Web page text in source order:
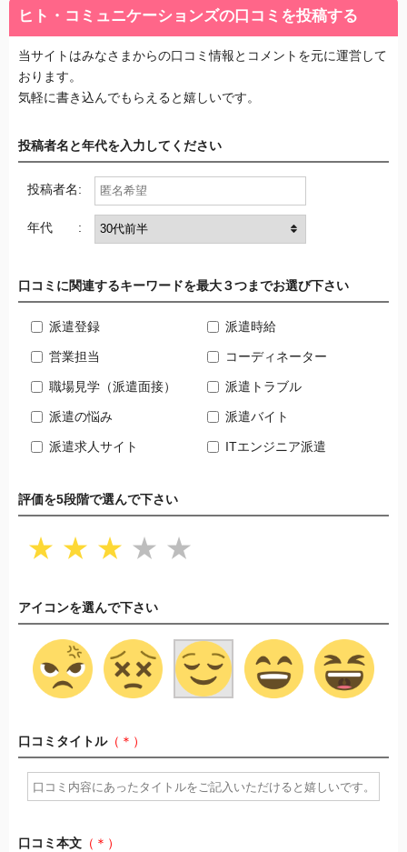
ヒト・コミュニケーションズの口コミを投稿する
当サイトはみなさまからの口コミ情報とコメントを元に運営して
おります。
気軽に書き込んでもらえると嬉しいです。
投稿者名と年代を入力してください
投稿者名:
年代 :
口コミに関連するキーワードを最大３つまでお選び下さい
派遣登録 派遣時給
営業担当 コーディネーター
職場見学（派遣面接） 派遣トラブル
派遣の悩み 派遣バイト
派遣求人サイト ITエンジニア派遣
評価を5段階で選んで下さい
★ ★ ★ ★ ★
アイコンを選んで下さい
口コミタイトル（＊）
口コミ本文 （＊）